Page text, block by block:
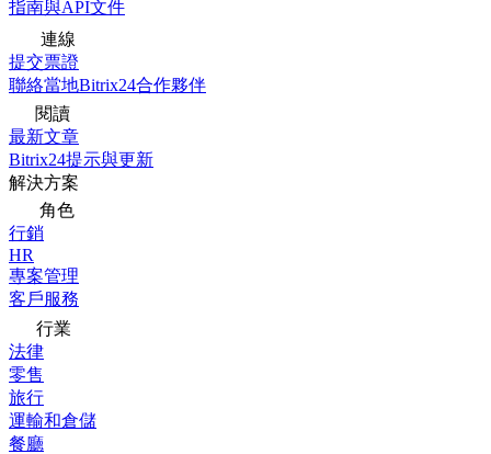
指南與API文件
連線
提交票證
聯絡當地Bitrix24合作夥伴
閱讀
最新文章
Bitrix24提示與更新
解決方案
角色
行銷
HR
專案管理
客戶服務
行業
法律
零售
旅行
運輸和倉儲
餐廳